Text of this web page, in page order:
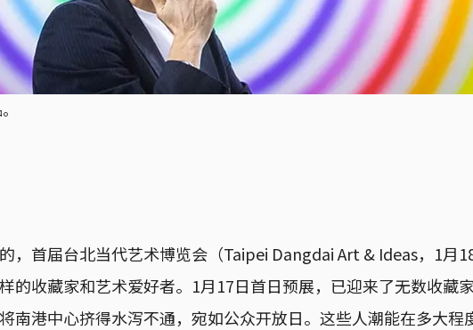
，首届台北当代艺术博览会（Taipei Dangdai Art & Ideas，1月
的收藏家和艺术爱好者。1月17日首日预展，已迎来了无数收藏
南港中心挤得水泻不通，宛如公众开放日。这些人潮能在多大程